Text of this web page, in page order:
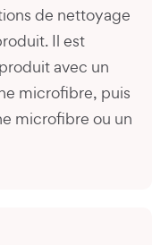
de nettoyage
Il est
avec un
microfibre, puis
microfibre ou un